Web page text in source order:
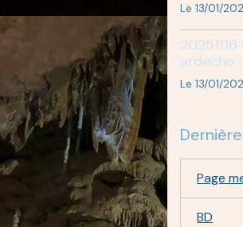
Le 13/01/
ardeche
Le 13/01/
Page
BD